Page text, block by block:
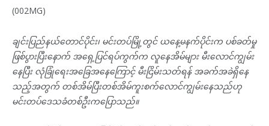
(002MG)
ချင်းပြည်နယ်တောင်ပိုင်း၊ မင်းတပ်မြို့တွင် ယနေ့မနက်ပိုင်းက ပစ်ခတ်မှု
ဖြစ်ပွားပြီးနောက် အရှေ့ပြင်ရပ်ကွက်က လူနေအိမ်များ မီးလောင်ကျွမ်း
နေပြီး လုံခြုံရေးအခြေအ‌နေကြောင့် မီးငြိမ်းသတ်ရန် အခက်အခဲရှိနေ
သည့်အတွက် တစ်အိမ်ပြီးတစ်အိမ်ကူးစက်လောင်ကျွမ်းနေသည်ဟု
မင်းတပ်ဒေသခံတစ်ဦးကပြောသည်။